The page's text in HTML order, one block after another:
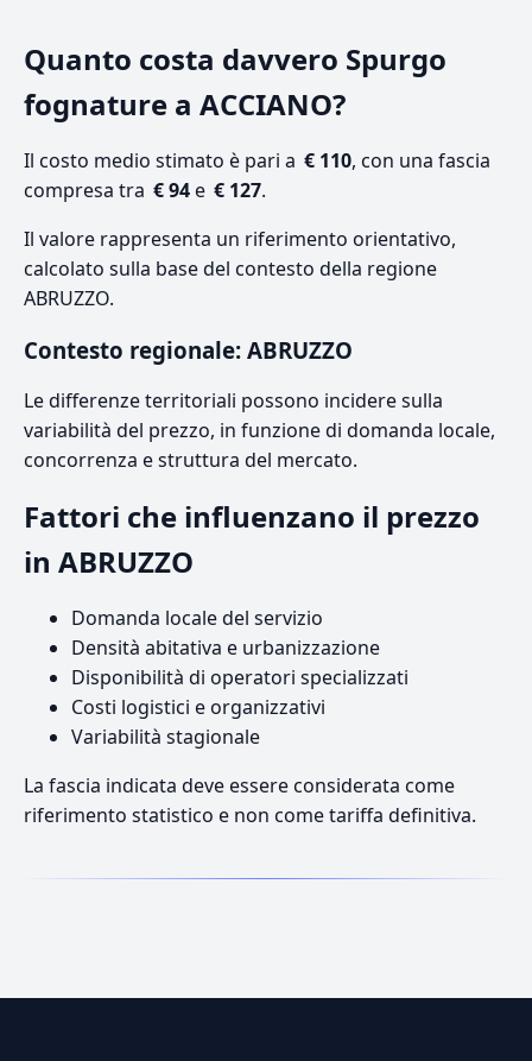
Quanto costa davvero Spurgo
fognature a ACCIANO?
Il costo medio stimato è pari a € 110, con una fascia
compresa tra € 94e € 127.
Il valore rappresenta un riferimento orientativo,
calcolato sulla base del contesto della regione
ABRUZZO.
Contesto regionale: ABRUZZO
Le differenze territoriali possono incidere sulla
variabilità del prezzo, in funzione di domanda locale,
concorrenza e struttura del mercato.
Fattori che influenzano il prezzo
in ABRUZZO
Domanda locale del servizio
Densità abitativa e urbanizzazione
Disponibilità di operatori specializzati
Costi logistici e organizzativi
Variabilità stagionale
La fascia indicata deve essere considerata come
riferimento statistico e non come tariffa definitiva.